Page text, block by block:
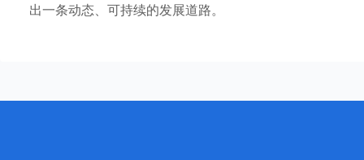
出一条动态、可持续的发展道路。